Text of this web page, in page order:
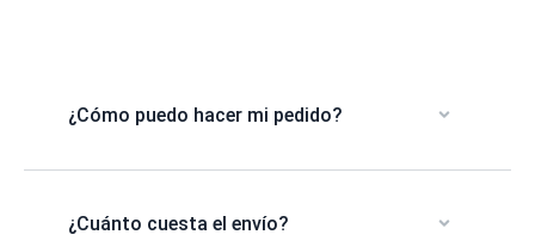
¿Cómo puedo hacer mi pedido?
¿Cuánto cuesta el envío?